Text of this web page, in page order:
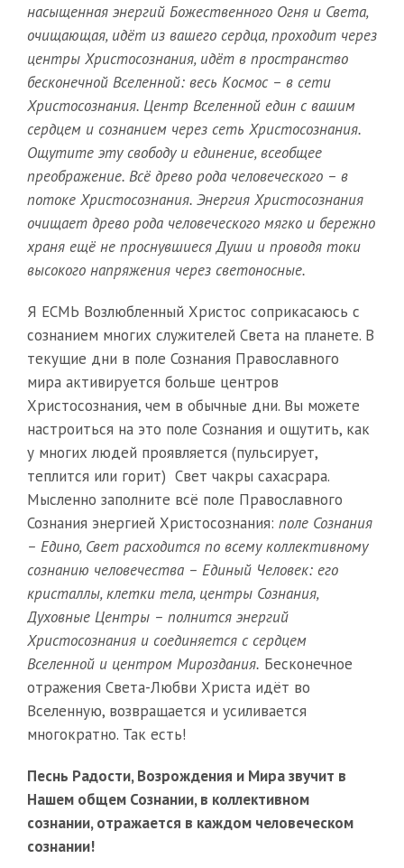
насыщенная энергий Божественного Огня и Света,
очищающая, идёт из вашего сердца, проходит через
центры Христосознания, идёт в пространство
бесконечной Вселенной: весь Космос – в сети
Христосознания. Центр Вселенной един с вашим
сердцем и сознанием через сеть Христосознания.
Ощутите эту свободу и единение, всеобщее
преображение. Всё древо рода человеческого – в
потоке Христосознания. Энергия Христосознания
очищает древо рода человеческого мягко и бережно
храня ещё не проснувшиеся Души и проводя токи
высокого напряжения через светоносные.
Я ЕСМЬ Возлюбленный Христос соприкасаюсь с
сознанием многих служителей Света на планете. В
текущие дни в поле Сознания Православного
мира активируется больше центров
Христосознания, чем в обычные дни. Вы можете
настроиться на это поле Сознания и ощутить, как
у многих людей проявляется (пульсирует,
теплится или горит) Свет чакры сахасрара.
Мысленно заполните всё поле Православного
Сознания энергией Христосознания: поле Сознания
– Едино, Свет расходится по всему коллективному
сознанию человечества – Единый Человек: его
кристаллы, клетки тела, центры Сознания,
Духовные Центры – полнится энергий
Христосознания и соединяется с сердцем
Вселенной и центром Мироздания. Бесконечное
отражения Света-Любви Христа идёт во
Вселенную, возвращается и усиливается
многократно. Так есть!
Песнь Радости, Возрождения и Мира звучит в
Нашем общем Сознании, в коллективном
сознании, отражается в каждом человеческом
сознании!